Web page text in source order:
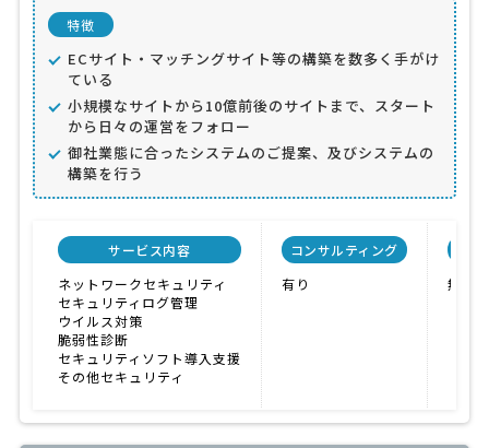
特徴
ECサイト・マッチングサイト等の構築を数多く手がけ
ている
小規模なサイトから10億前後のサイトまで、スタート
から日々の運営をフォロー
御社業態に合ったシステムのご提案、及びシステムの
構築を行う
サービス内容
ネットワークセキュリティ
セキュリティログ管理
ウイルス対策
脆弱性診断
セキュリティソフト導入支援
その他セキュリティ
コンサルティング
有り
無し